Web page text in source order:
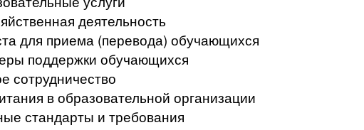
деятельность
для приема (перевода) обучающихся
поддержки обучающихся
сотрудничество
в образовательной организации
стандарты и требования